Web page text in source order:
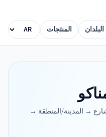
البلدان المنتجات
→ المدينة/المنطقة →